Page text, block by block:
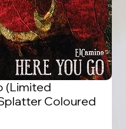
(Limited
Coloured